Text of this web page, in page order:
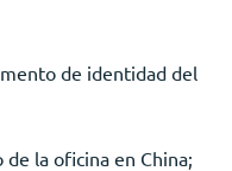
de identidad del
la oficina en China;